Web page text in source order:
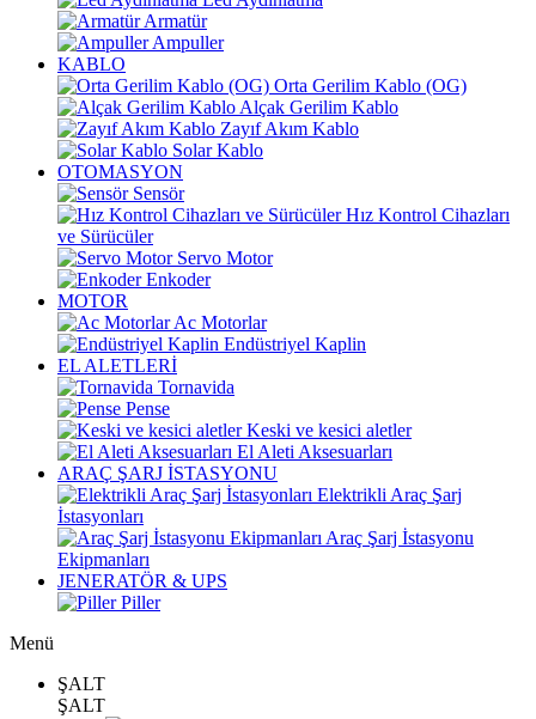
Armatür
Ampuller
KABLO
Orta Gerilim Kablo (OG)
Alçak Gerilim Kablo
Zayıf Akım Kablo
Solar Kablo
OTOMASYON
Sensör
Hız Kontrol Cihazları
ve Sürücüler
Servo Motor
Enkoder
MOTOR
Ac Motorlar
Endüstriyel Kaplin
EL ALETLERİ
Tornavida
Pense
Keski ve kesici aletler
El Aleti Aksesuarları
ARAÇ ŞARJ İSTASYONU
Elektrikli Araç Şarj
İstasyonları
Araç Şarj İstasyonu
Ekipmanları
JENERATÖR & UPS
Piller
Menü
ŞALT
ŞALT